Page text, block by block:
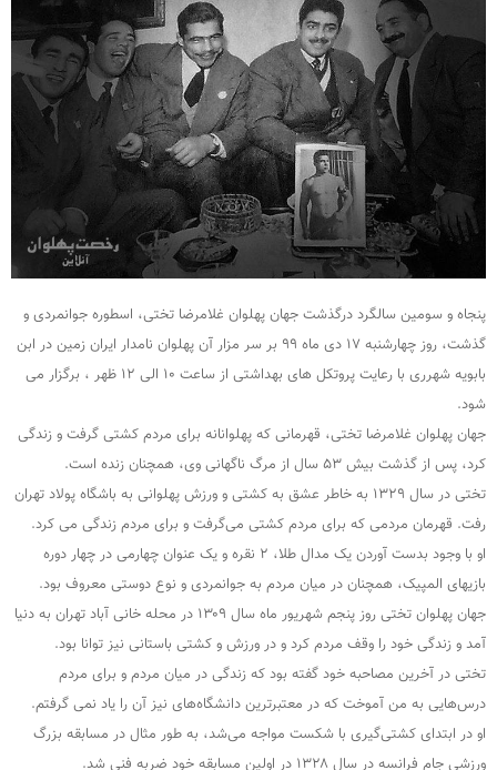
پنجاه و سومین سالگرد درگذشت جهان پهلوان غلامرضا تختی، اسطوره جوانمردی و
گذشت، روز چهارشنبه ۱۷ دی ماه ۹۹ بر سر مزار آن پهلوان نامدار ایران زمین در ابن
بابویه شهرری با رعایت پروتکل های بهداشتی از ساعت ۱۰ الی ۱۲ ظهر ، برگزار می
شود.
جهان پهلوان غلامرضا تختی، قهرمانی که پهلوانانه برای مردم کشتی گرفت و زندگی
کرد، پس از گذشت بیش ۵۳ سال از مرگ ناگهانی وی، همچنان زنده است.
تختی در سال ۱۳۲۹ به خاطر عشق به کشتی و ورزش پهلوانی به باشگاه پولاد تهران
رفت. قهرمان مردمی که برای مردم کشتی می‌گرفت و برای مردم زندگی می کرد.
او با وجود بدست آوردن یک مدال طلا، ۲ نقره و یک عنوان چهارمی در چهار دوره
بازیهای المپیک، همچنان در میان مردم به جوانمردی و نوع دوستی معروف بود.
جهان پهلوان تختی روز پنجم شهریور ماه سال ۱۳۰۹ در محله خانی آباد تهران به دنیا
آمد و زندگی خود را وقف مردم کرد و در ورزش و کشتی باستانی نیز توانا بود.
تختی در آخرین مصاحبه خود گفته بود که زندگی در میان مردم و برای مردم
درس‌هایی به من آموخت که در معتبرترین دانشگاه‌های نیز آن را یاد نمی گرفتم.
او در ابتدای کشتی‌گیری با شکست مواجه می‌شد، به طور مثال در مسابقه بزرگ
ورزشی جام فرانسه در سال ۱۳۲۸ در اولین مسابقه خود ضربه فنی شد.